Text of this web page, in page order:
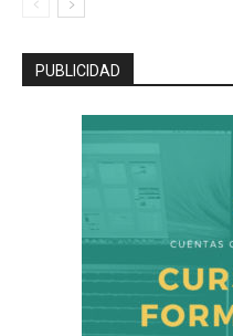
PUBLICIDAD